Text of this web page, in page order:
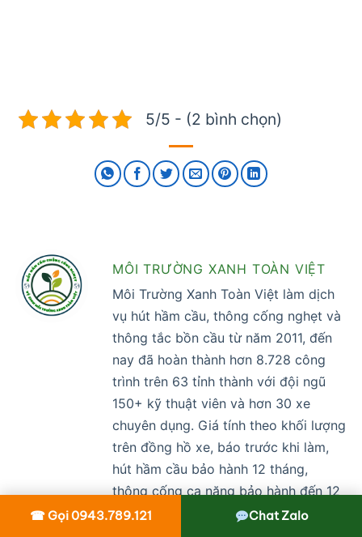
5/5 - (2 bình chọn)
MÔI TRƯỜNG XANH TOÀN VIỆT
Môi Trường Xanh Toàn Việt làm dịch
vụ hút hầm cầu, thông cống nghẹt và
thông tắc bồn cầu từ năm 2011, đến
nay đã hoàn thành hơn 8.728 công
trình trên 63 tỉnh thành với đội ngũ
150+ kỹ thuật viên và hơn 30 xe
chuyên dụng. Giá tính theo khối lượng
trên đồng hồ xe, báo trước khi làm,
hút hầm cầu bảo hành 12 tháng,
thông cống ca nặng bảo hành đến 12
tháng theo phiếu. Nội dung đăng dưới
☎ Gọi 0943.789.121 Chat Zalo